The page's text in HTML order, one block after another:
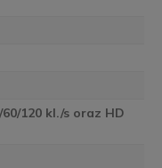
120 kl./s oraz HD